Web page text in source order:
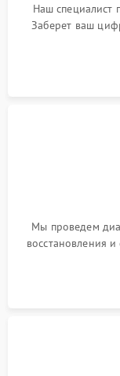
Наш специалист
Заберет ваш
Мы проведем
восстановления